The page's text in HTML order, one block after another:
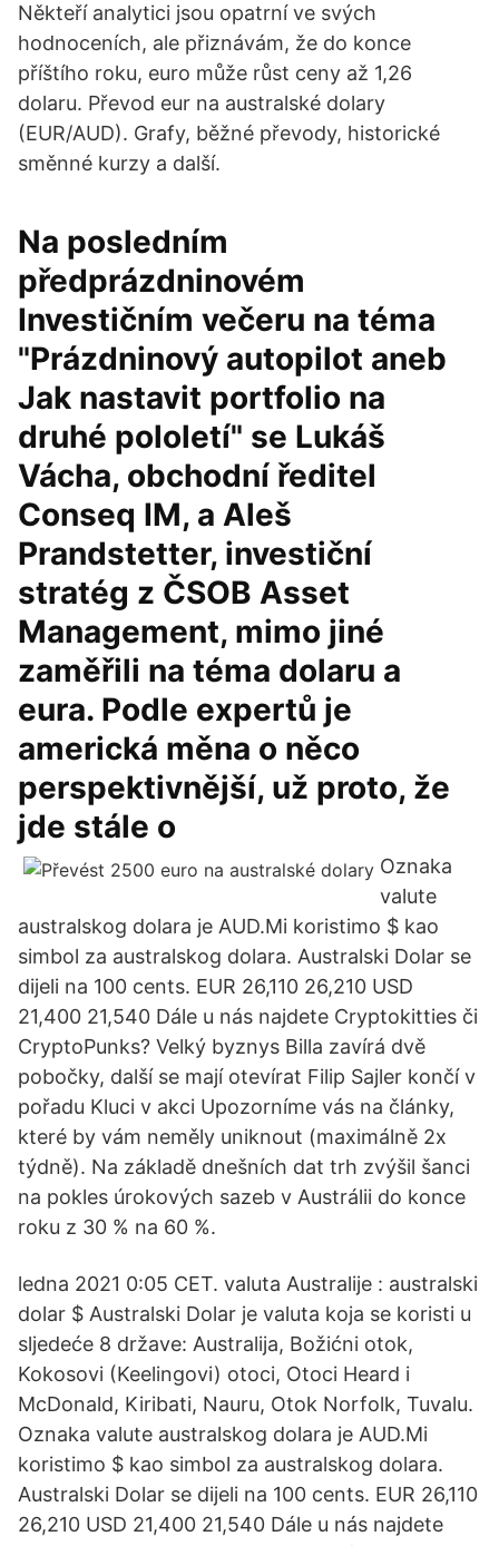
Někteří analytici jsou opatrní ve svých
hodnoceních, ale přiznávám, že do konce
příštího roku, euro může růst ceny až 1,26
dolaru. Převod eur na australské dolary
(EUR/AUD). Grafy, běžné převody, historické
směnné kurzy a další.
Na posledním
předprázdninovém
Investičním večeru na téma
"Prázdninový autopilot aneb
Jak nastavit portfolio na
druhé pololetí" se Lukáš
Vácha, obchodní ředitel
Conseq IM, a Aleš
Prandstetter, investiční
stratég z ČSOB Asset
Management, mimo jiné
zaměřili na téma dolaru a
eura. Podle expertů je
americká měna o něco
perspektivnější, už proto, že
jde stále o
Oznaka
valute
australskog dolara je AUD.Mi koristimo $ kao
simbol za australskog dolara. Australski Dolar se
dijeli na 100 cents. EUR 26,110 26,210 USD
21,400 21,540 Dále u nás najdete Cryptokitties či
CryptoPunks? Velký byznys Billa zavírá dvě
pobočky, další se mají otevírat Filip Sajler končí v
pořadu Kluci v akci Upozorníme vás na články,
které by vám neměly uniknout (maximálně 2x
týdně). Na základě dnešních dat trh zvýšil šanci
na pokles úrokových sazeb v Austrálii do konce
roku z 30 % na 60 %.
ledna 2021 0:05 CET. valuta Australije : australski
dolar $ Australski Dolar je valuta koja se koristi u
sljedeće 8 države: Australija, Božićni otok,
Kokosovi (Keelingovi) otoci, Otoci Heard i
McDonald, Kiribati, Nauru, Otok Norfolk, Tuvalu.
Oznaka valute australskog dolara je AUD.Mi
koristimo $ kao simbol za australskog dolara.
Australski Dolar se dijeli na 100 cents. EUR 26,110
26,210 USD 21,400 21,540 Dále u nás najdete